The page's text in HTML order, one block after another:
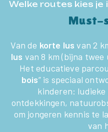
PERCEEL
TOERISME IN
CONTACT &
Welke routes kies je
Must-
Van de korte lus van 2
lus van 8 km (bijna
Het educatieve
bois” is speciaal
kinderen:
ontdekkingen,
om jongeren kennis te
van